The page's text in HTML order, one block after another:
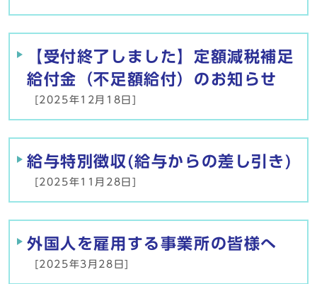
【受付終了しました】定額減税補足
給付金（不足額給付）のお知らせ
[2025年12月18日]
給与特別徴収(給与からの差し引き)
[2025年11月28日]
外国人を雇用する事業所の皆様へ
[2025年3月28日]